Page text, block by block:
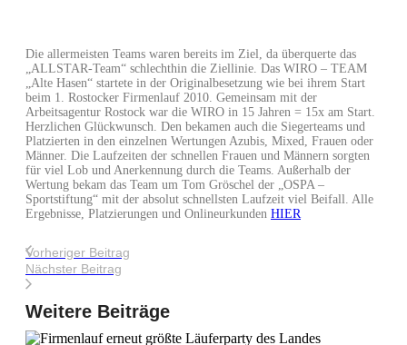
Die allermeisten Teams waren bereits im Ziel, da überquerte das
„ALLSTAR-Team“ schlechthin die Ziellinie. Das WIRO – TEAM
„Alte Hasen“ startete in der Originalbesetzung wie bei ihrem Start
beim 1. Rostocker Firmenlauf 2010. Gemeinsam mit der
Arbeitsagentur Rostock war die WIRO in 15 Jahren = 15x am Start.
Herzlichen Glückwunsch. Den bekamen auch die Siegerteams und
Platzierten in den einzelnen Wertungen Azubis, Mixed, Frauen oder
Männer. Die Laufzeiten der schnellen Frauen und Männern sorgten
für viel Lob und Anerkennung durch die Teams. Außerhalb der
Wertung bekam das Team um Tom Gröschel der „OSPA –
Sportstiftung“ mit der absolut schnellsten Laufzeit viel Beifall. Alle
Ergebnisse, Platzierungen und Onlineurkunden HIER
Vorheriger Beitrag
Nächster Beitrag
Weitere Beiträge